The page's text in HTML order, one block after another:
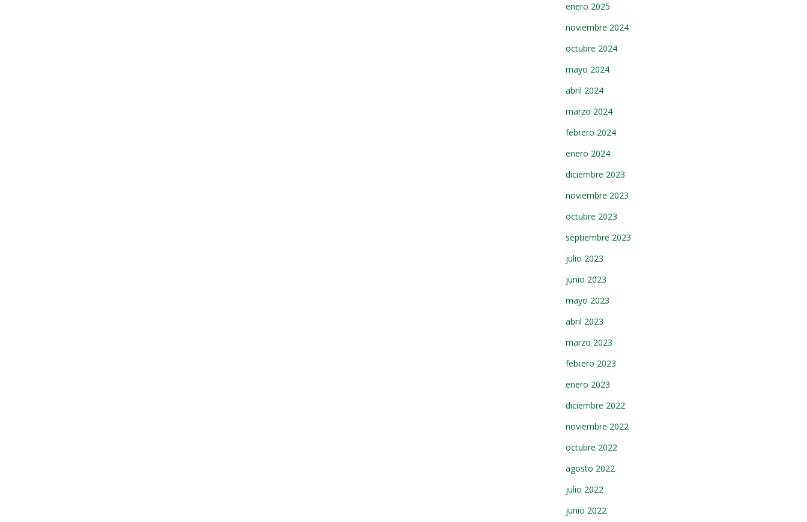
enero 2025
noviembre 2024
octubre 2024
mayo 2024
abril 2024
marzo 2024
febrero 2024
enero 2024
diciembre 2023
noviembre 2023
octubre 2023
septiembre 2023
julio 2023
junio 2023
mayo 2023
abril 2023
marzo 2023
febrero 2023
enero 2023
diciembre 2022
noviembre 2022
octubre 2022
agosto 2022
julio 2022
junio 2022